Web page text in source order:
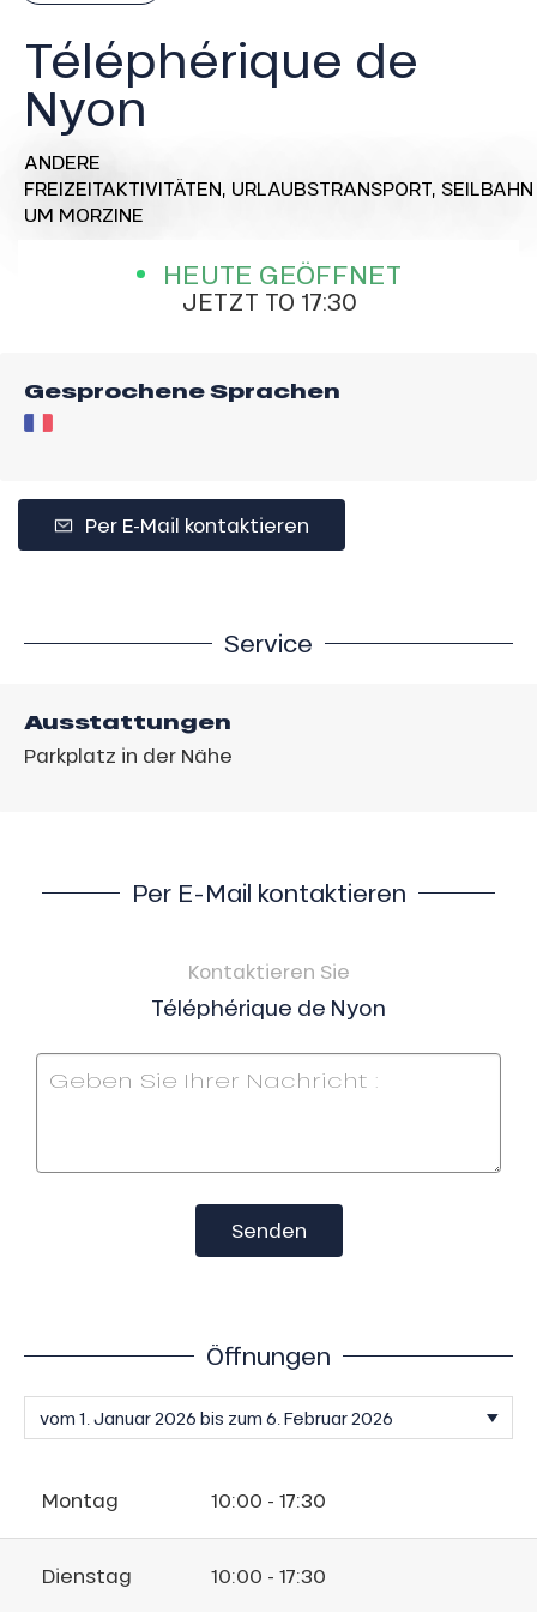
Téléphérique de
Nyon
ANDERE
FREIZEITAKTIVITÄTEN, URLAUBSTRANSPORT, SEILBAHN
UM MORZINE
HEUTE GEÖFFNET
JETZT TO 17:30
Gesprochene Sprachen
Per E-Mail kontaktieren
Service
Ausstattungen
Parkplatz in der Nähe
Per E-Mail kontaktieren
Kontaktieren Sie
Téléphérique de Nyon
Senden
Öffnungen
Montag 10:00 - 17:30
Dienstag 10:00 - 17:30